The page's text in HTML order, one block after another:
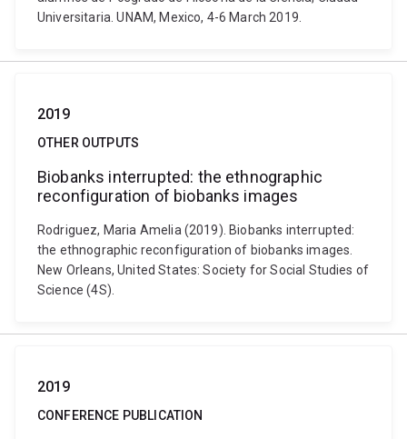
Universitaria. UNAM, Mexico, 4-6 March 2019.
2019
OTHER OUTPUTS
Biobanks interrupted: the ethnographic
reconfiguration of biobanks images
Rodriguez, Maria Amelia (2019). Biobanks interrupted:
the ethnographic reconfiguration of biobanks images.
New Orleans, United States: Society for Social Studies of
Science (4S).
2019
CONFERENCE PUBLICATION